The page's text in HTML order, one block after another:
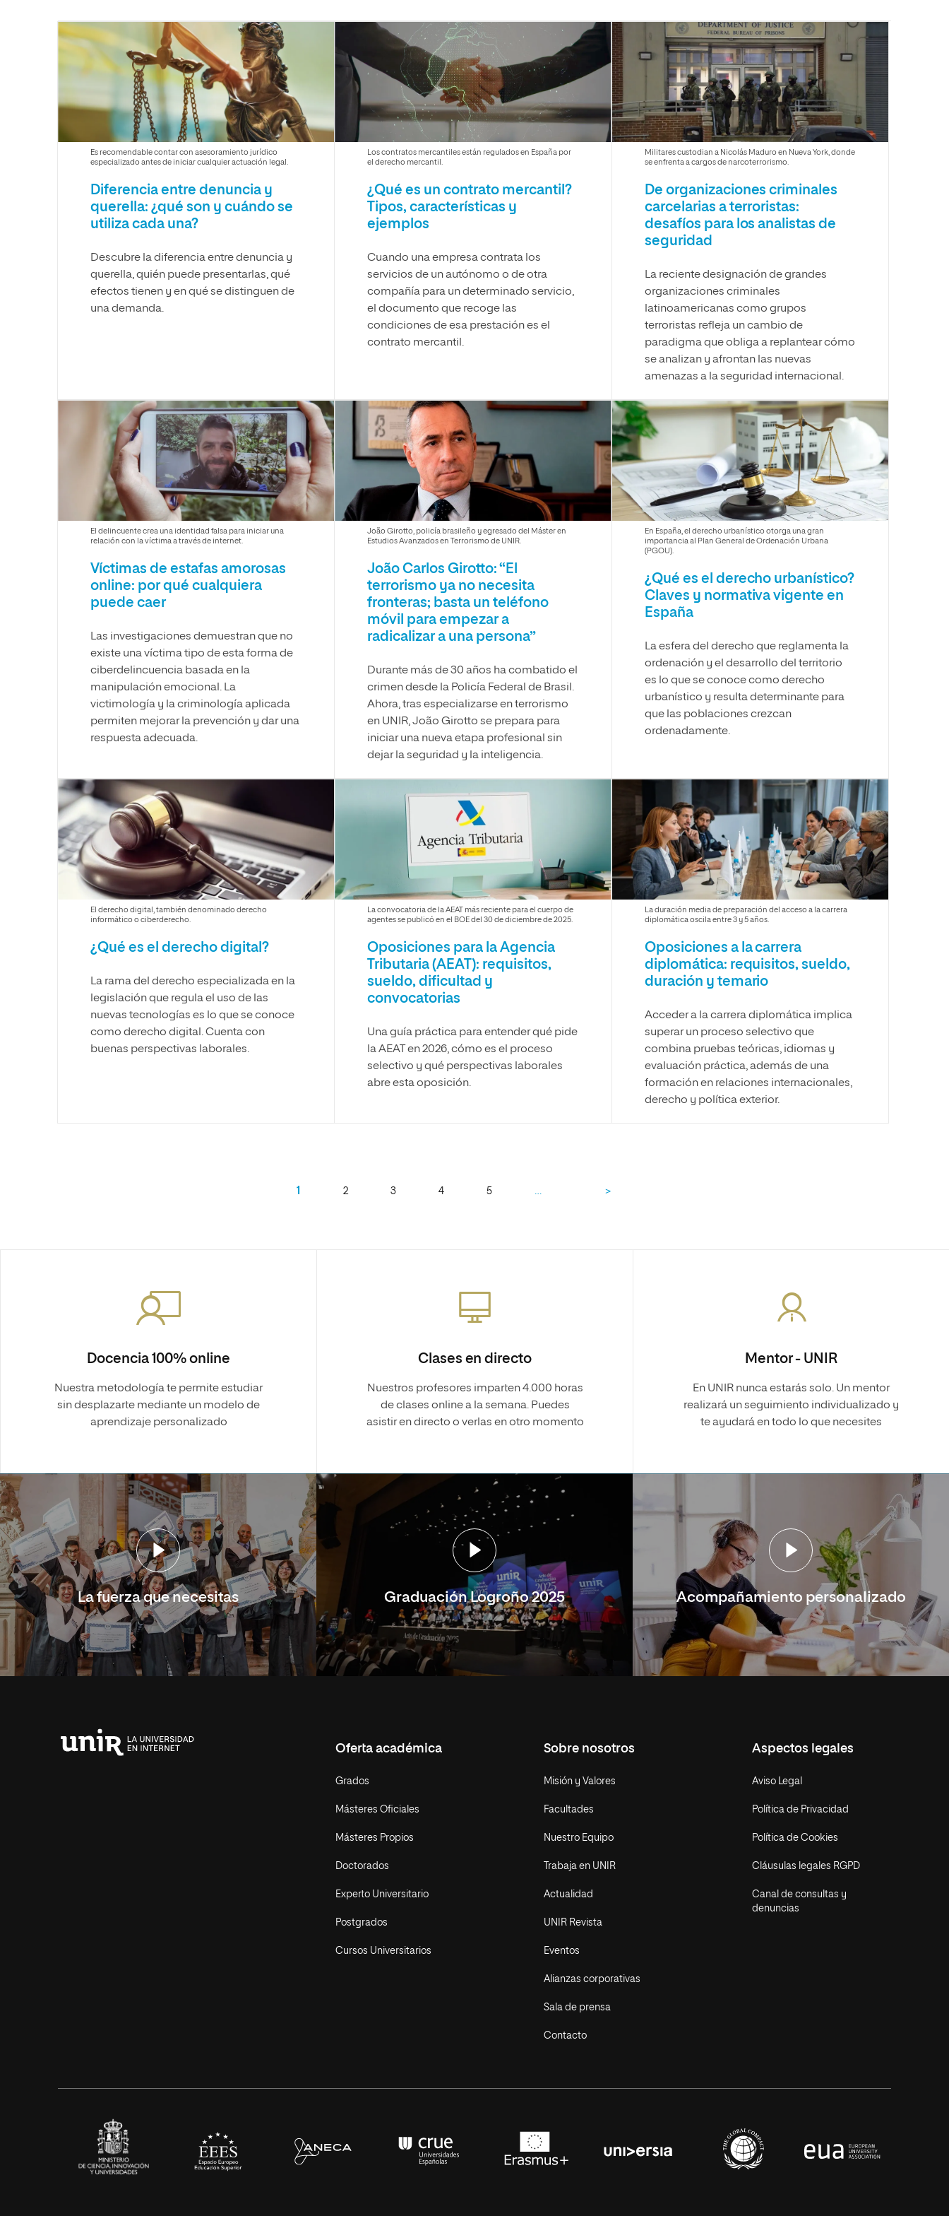
Internacionales
mayores
Ciencias de la Salud
Ciencias Sociales
Humanidades
Máster Universitario en Atención Temprana y
Máster Universitario en Enseñanza de Español
como Lengua Extranjera (ELE)
Diseño
Ciencias de la Salud
Ciencias Sociales
Humanidades
Música
Normas de Organización y
Funcionamiento
Facultad de Artes y Ciencias
Escuela de Doctorado
Es recomendable contar con asesoramiento jurídico
especializado antes de iniciar cualquier actuación legal.
Diferencia entre denuncia y
querella: ¿qué son y cuándo se
utiliza cada una?
Descubre la diferencia entre denuncia y
querella, quién puede presentarlas, qué
efectos tienen y en qué se distinguen de
una demanda.
Los contratos mercantiles están regulados en España por
el derecho mercantil.
¿Qué es un contrato mercantil?
Tipos, características y
ejemplos
Cuando una empresa contrata los
servicios de un autónomo o de otra
compañía para un determinado servicio,
el documento que recoge las
condiciones de esa prestación es el
contrato mercantil.
Militares custodian a Nicolás Maduro en Nueva York, donde
se enfrenta a cargos de narcoterrorismo.
De organizaciones criminales
carcelarias a terroristas:
desafíos para los analistas de
seguridad
La reciente designación de grandes
organizaciones criminales
latinoamericanas como grupos
terroristas refleja un cambio de
paradigma que obliga a replantear cómo
se analizan y afrontan las nuevas
amenazas a la seguridad internacional.
El delincuente crea una identidad falsa para iniciar una
relación con la víctima a través de internet.
Víctimas de estafas amorosas
online: por qué cualquiera
puede caer
Las investigaciones demuestran que no
existe una víctima tipo de esta forma de
ciberdelincuencia basada en la
manipulación emocional. La
victimología y la criminología aplicada
permiten mejorar la prevención y dar una
respuesta adecuada.
João Girotto, policía brasileño y egresado del Máster en
Estudios Avanzados en Terrorismo de UNIR.
João Carlos Girotto: “El
terrorismo ya no necesita
fronteras; basta un teléfono
móvil para empezar a
radicalizar a una persona”
Durante más de 30 años ha combatido el
crimen desde la Policía Federal de Brasil.
Ahora, tras especializarse en terrorismo
en UNIR, João Girotto se prepara para
iniciar una nueva etapa profesional sin
dejar la seguridad y la inteligencia.
En España, el derecho urbanístico otorga una gran
importancia al Plan General de Ordenación Urbana
(PGOU).
¿Qué es el derecho urbanístico?
Claves y normativa vigente en
España
La esfera del derecho que reglamenta la
ordenación y el desarrollo del territorio
es lo que se conoce como derecho
urbanístico y resulta determinante para
que las poblaciones crezcan
ordenadamente.
El derecho digital, también denominado derecho
informático o ciberderecho.
¿Qué es el derecho digital?
La rama del derecho especializada en la
legislación que regula el uso de las
nuevas tecnologías es lo que se conoce
como derecho digital. Cuenta con
buenas perspectivas laborales.
La convocatoria de la AEAT más reciente para el cuerpo de
agentes se publicó en el BOE del 30 de diciembre de 2025.
Oposiciones para la Agencia
Tributaria (AEAT): requisitos,
sueldo, dificultad y
convocatorias
Una guía práctica para entender qué pide
la AEAT en 2026, cómo es el proceso
selectivo y qué perspectivas laborales
abre esta oposición.
La duración media de preparación del acceso a la carrera
diplomática oscila entre 3 y 5 años.
Oposiciones a la carrera
diplomática: requisitos, sueldo,
duración y temario
Acceder a la carrera diplomática implica
superar un proceso selectivo que
combina pruebas teóricas, idiomas y
evaluación práctica, además de una
formación en relaciones internacionales,
derecho y política exterior.
1 2 3 4 5 … >
Docencia 100% online
Nuestra metodología te permite estudiar
sin desplazarte mediante un modelo de
aprendizaje personalizado
Clases en directo
Nuestros profesores imparten 4.000 horas
de clases online a la semana. Puedes
asistir en directo o verlas en otro momento
Mentor - UNIR
En UNIR nunca estarás solo. Un mentor
realizará un seguimiento individualizado y
te ayudará en todo lo que necesites
La fuerza que necesitas Graduación Logroño 2025 Acompañamiento personalizado
Oferta académica
Grados
Másteres Oficiales
Másteres Propios
Doctorados
Experto Universitario
Postgrados
Cursos Universitarios
Sobre nosotros
Misión y Valores
Facultades
Nuestro Equipo
Trabaja en UNIR
Actualidad
UNIR Revista
Eventos
Alianzas corporativas
Sala de prensa
Contacto
Aspectos legales
Aviso Legal
Política de Privacidad
Política de Cookies
Cláusulas legales RGPD
Canal de consultas y
denuncias